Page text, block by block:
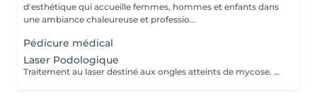
d'esthétique qui accueille femmes, hommes et enfants dans
une ambiance chaleureuse et professio...
Pédicure médical
Laser Podologique
Traitement au laser destiné aux ongles atteints de mycose. Le laser agit directement sur la zone concernée et complète les soins podologiques afin d'améliorer l'aspect et la santé de l'ongle. Procédure rapide, sûre et non invasive. Le nombre de séances nécessaires peut varier selon l'état de l'ongle et l'évolution du traitement.